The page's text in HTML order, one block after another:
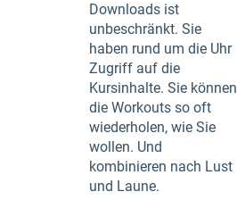
Downloads ist
unbeschränkt. Sie
haben rund um die Uhr
Zugriff auf die
Kursinhalte. Sie können
die Workouts so oft
wiederholen, wie Sie
wollen. Und
kombinieren nach Lust
und Laune.